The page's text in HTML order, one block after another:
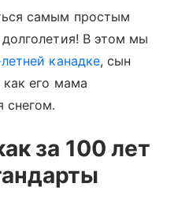
самым простым
В этом мы
канадке, сын
как его мама
снегом.
за 100 лет